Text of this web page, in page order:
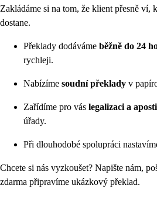
Zakládáme si na tom, že klient přesně ví,
dostane.
Překlady dodáváme běžně do 24
rychleji.
Nabízíme soudní překlady v
Zařídíme pro vás legalizaci a
úřady.
Při dlouhodobé spolupráci
Chcete si nás vyzkoušet? Napište nám,
zdarma připravíme ukázkový překlad.